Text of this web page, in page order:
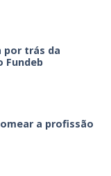
por trás da
Fundeb
a profissão